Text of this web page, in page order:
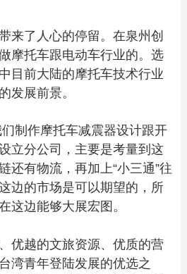
了人心的停留。在泉州创
摩托车跟电动车行业的。选
目前大陆的摩托车技术行业
发展前景。
作摩托车减震器设计跟开
立分公司，主要是考量到这
还有物流，再加上“小三通”往
边的市场是可以期望的，所
这边能够大展宏图。
越的文旅资源、优质的营
湾青年登陆发展的优选之